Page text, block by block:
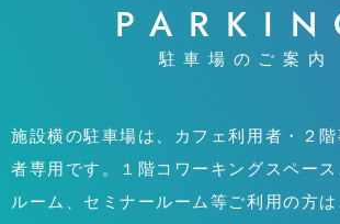
駐車場のご案内
施設横の駐車場は、カフェ利用者・２
者専用です。１階コワーキングスペー
ルーム、セミナールーム等ご利用の方